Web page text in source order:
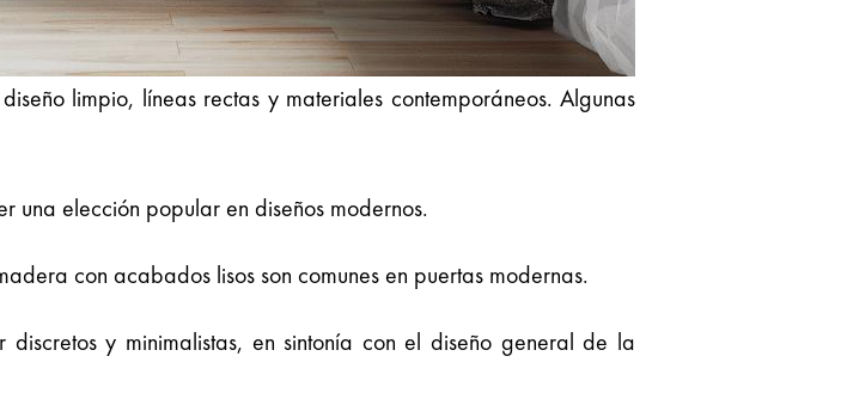
limpio, líneas rectas y materiales contemporáneos. Algunas
una elección popular en diseños modernos.
con acabados lisos son comunes en puertas modernas.
y minimalistas, en sintonía con el diseño general de la